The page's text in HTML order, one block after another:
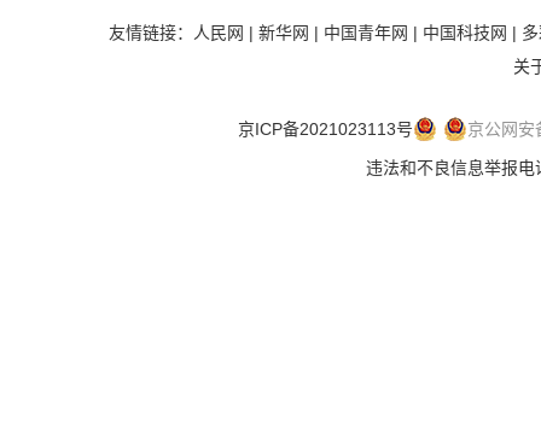
友情链接： 人民网 | 新华网 | 中国青年网 | 中国科技网 |
关
京ICP备2021023113号
京公网
违法和不良信息举报